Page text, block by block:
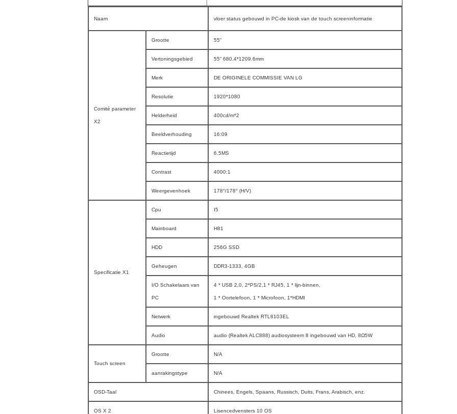
Naam vloer status gebouwd in PC-de kiosk van de touch screeninformatie
Comité parameter
X2
Grootte 55“
Vertoningsgebied 55“ 680.4*1209.6mm
Merk DE ORIGINELE COMMISSIE VAN LG
Resolutie 1920*1080
Helderheid 400cd/m*2
Beeldverhouding 16:09
Reactietijd 6.5MS
Contrast 4000:1
Weergevenhoek 178°/178° (H/V)
Specificatie X1
Cpu I5
Mainboard H81
HDD 256G SSD
Geheugen DDR3-1333, 4GB
I/O Schakelaars van
PC
4 * USB 2,0, 2*PS/2,1 * RJ45, 1 * lijn-binnen,
1 * Oortelefoon, 1 * Microfoon, 1*HDMI
Netwerk ingebouwd Realtek RTL8103EL
Audio audio (Realtek ALC888) audiosysteem 8 ingebouwd van HD, 8Ω5W
Touch screen
Grootte N/A
aanrakingstype N/A
OSD-Taal Chinees, Engels, Spaans, Russisch, Duits, Frans, Arabisch, enz.
OS X 2 Lisencedvensters 10 OS